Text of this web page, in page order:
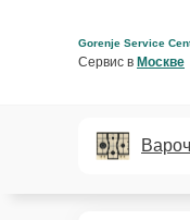
Gorenje Service
Сервис в Москве